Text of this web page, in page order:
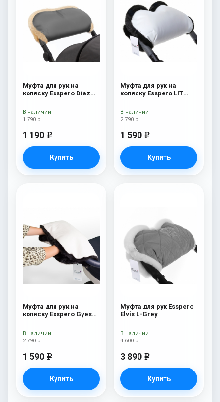
Муфта для рук на
коляску Esspero Diaz
Grey
1 790 р
1 190 e
Купить
В наличии
Муфта для рук на
коляску Esspero LIT
white/black
2 790 р
1 590 e
Купить
В наличии
Муфта для рук на
коляску Esspero Gуеs
2 790 р
1 590 e
Купить
В наличии
Муфта для рук Esspero
Elvis L-Grey
4 600 р
3 890 e
Купить
В наличии